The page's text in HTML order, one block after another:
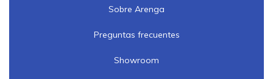
Sobre Arenga
Preguntas frecuentes
Showroom